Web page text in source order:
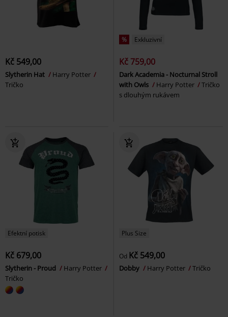
Kč 549,00
Slytherin Hat
Harry Potter
Tričko
% Exkluzivní
Kč 759,00
Dark Academia - Nocturnal Stroll
with Owls
Harry Potter
Tričko
s dlouhým rukávem
Efektní potisk
Kč 679,00
Slytherin - Proud
Harry Potter
Tričko
Plus Size
Od Kč 549,00
Dobby Harry Potter Tričko